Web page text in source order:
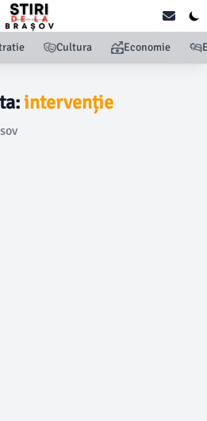
Cultura Economie
intervenție